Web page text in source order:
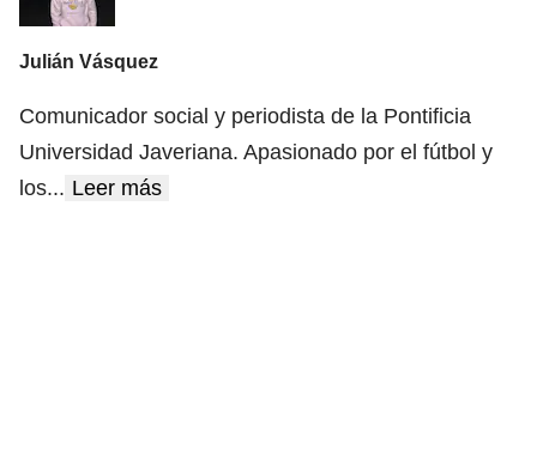
Julián Vásquez
Comunicador social y periodista de la Pontificia
Universidad Javeriana. Apasionado por el fútbol y
los... Leer más